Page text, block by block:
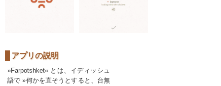
アプリの説明
»Farpotshket« とは、イディッシュ
語で »何かを直そうとすると、台無